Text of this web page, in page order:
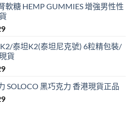
軟糖 HEMP GUMMIES 增強男性性
Price
$459
through
$1329
泰坦K2(泰坦尼克號) 6粒精包裝/
貨
Price
$529
through
SOLOCO 黑巧克力 香港現貨正品
Price